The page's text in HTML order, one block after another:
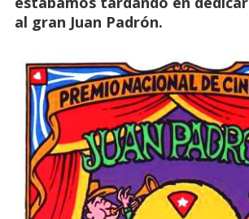
al gran Juan Padrón.